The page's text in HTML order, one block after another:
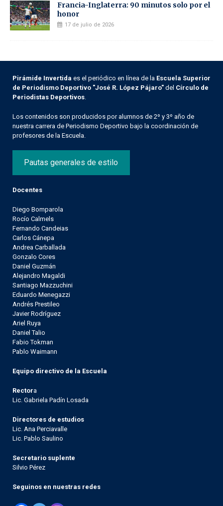
Francia-Inglaterra: 90 minutos solo por el
honor
17 de julio de 2026
Pirámide Invertida es el periódico en línea de la Escuela Superior
de Periodismo Deportivo "José R. López Pájaro" del Círculo de
Periodistas Deportivos.
Los contenidos son producidos por alumnos de 2º y 3º año de
nuestra carrera de Periodismo Deportivo bajo la coordinación de
profesores de la Escuela.
Pautas generales de estilo
Docentes
Diego Bomparola
Rocío Calmels
Fernando Candeias
Carlos Cánepa
Andrea Carballada
Gonzalo Cores
Daniel Guzmán
Alejandro Magaldi
Santiago Mazzuchini
Eduardo Menegazzi
Andrés Prestileo
Javier Rodríguez
Ariel Ruya
Daniel Talio
Fabio Tokman
Pablo Waimann
Equipo directivo de la Escuela
Rectora
Lic. Gabriela Padín Losada
Directores de estudios
Lic. Ana Perciavalle
Lic. Pablo Saulino
Secretario suplente
Silvio Pérez
Seguinos en nuestras redes